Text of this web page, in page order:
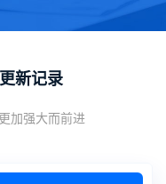
新记录
加强大而前进